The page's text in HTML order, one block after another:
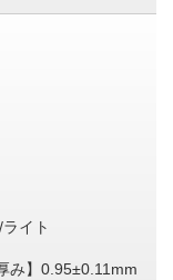
イト
み】0.95±0.11mm